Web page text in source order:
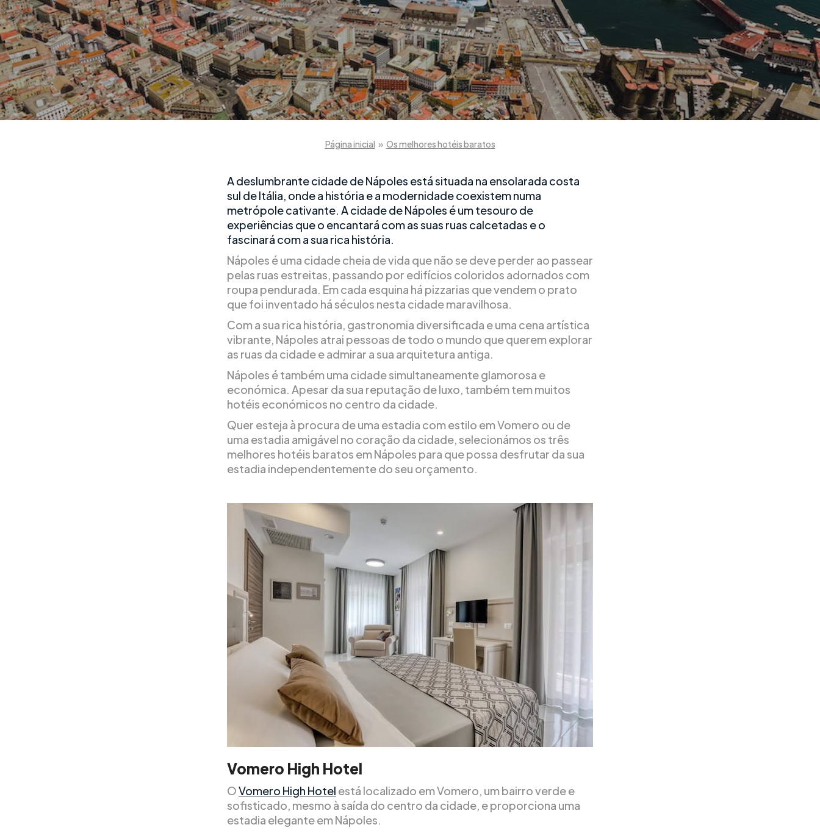
Página inicial » Os melhores hotéis baratos
A deslumbrante cidade de Nápoles está situada na ensolarada costa
sul de Itália, onde a história e a modernidade coexistem numa
metrópole cativante. A cidade de Nápoles é um tesouro de
experiências que o encantará com as suas ruas calcetadas e o
fascinará com a sua rica história.
Nápoles é uma cidade cheia de vida que não se deve perder ao passear
pelas ruas estreitas, passando por edifícios coloridos adornados com
roupa pendurada. Em cada esquina há pizzarias que vendem o prato
que foi inventado há séculos nesta cidade maravilhosa.
Com a sua rica história, gastronomia diversificada e uma cena artística
vibrante, Nápoles atrai pessoas de todo o mundo que querem explorar
as ruas da cidade e admirar a sua arquitetura antiga.
Nápoles é também uma cidade simultaneamente glamorosa e
económica. Apesar da sua reputação de luxo, também tem muitos
hotéis económicos no centro da cidade.
Quer esteja à procura de uma estadia com estilo em Vomero ou de
uma estadia amigável no coração da cidade, selecionámos os três
melhores hotéis baratos em Nápoles para que possa desfrutar da sua
estadia independentemente do seu orçamento.
Vomero High Hotel
OVomero High Hotel está localizado em Vomero, um bairro verde e
sofisticado, mesmo à saída do centro da cidade, e proporciona uma
estadia elegante em Nápoles.